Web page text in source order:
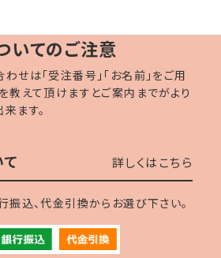
いてのご注意
せは「受注番号」「お名前」をご用
教えて頂けますとご案内までがより
ます。
詳しくはこちら
振込、代金引換からお選び下さい。